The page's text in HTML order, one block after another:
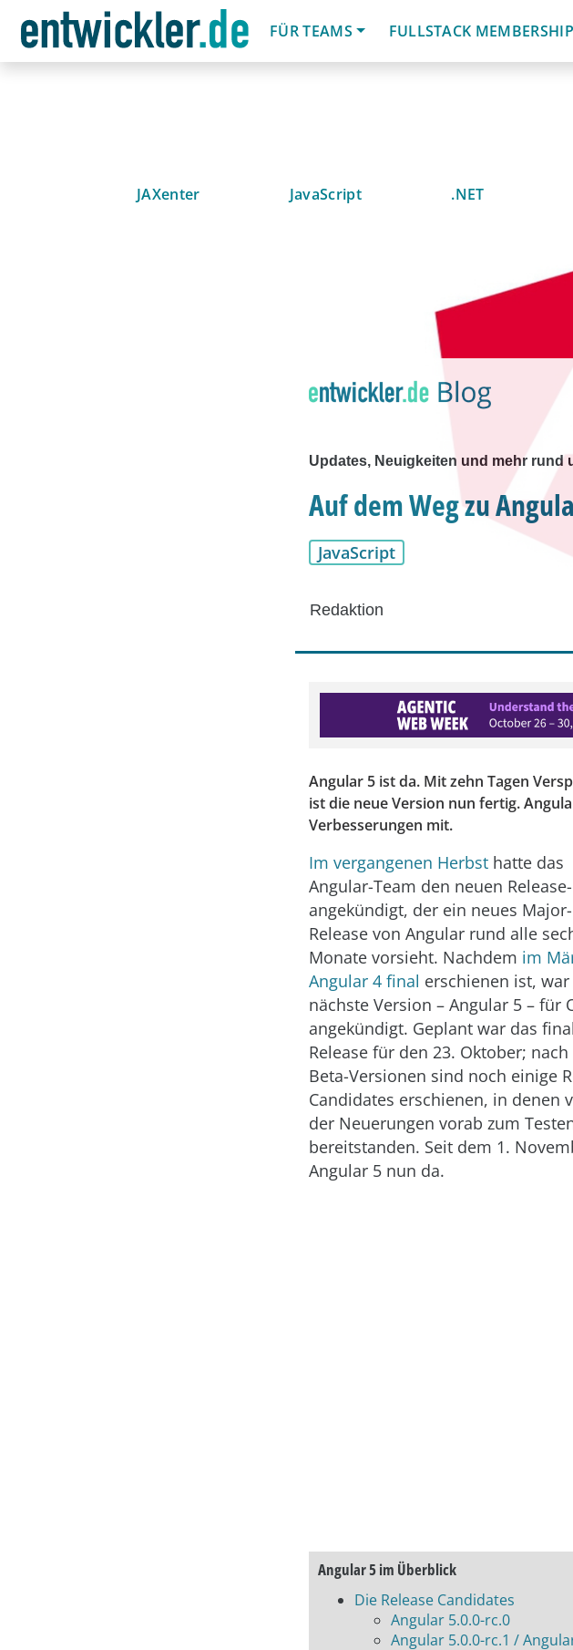
FÜR TEAMS
FULLSTACK MEMBERSHIP
JAXenter JavaScript .NET
Updates, Neuigkeiten und mehr rund
Auf dem Weg zu
JavaScript
Redaktion
Angular 5 ist da. Mit zehn Tagen
ist die neue Version nun fertig.
Verbesserungen mit.
Im vergangenen Herbst hatte das
Angular-Team den neuen
angekündigt, der ein neues Major-
Release von Angular rund alle
Monate vorsieht. Nachdem im
Angular 4 final erschienen ist,
nächste Version – Angular 5 – für
angekündigt. Geplant war das
Release für den 23. Oktober;
Beta-Versionen sind noch einige
Candidates erschienen, in denen
der Neuerungen vorab zum
bereitstanden. Seit dem 1.
Angular 5 nun da.
Angular 5 im Überblick
Die Release Candidates
Angular 5.0.0-rc.0
Angular 5.0.0-rc.1 /